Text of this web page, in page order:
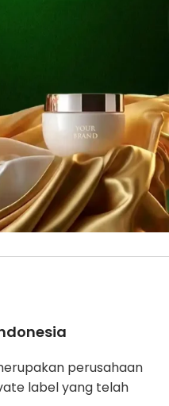
perusahaan
label yang telah